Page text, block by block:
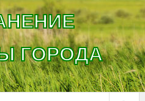
ГОРОДА